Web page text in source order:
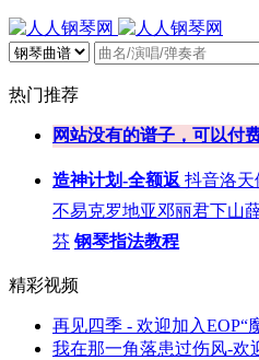
热门推荐
网站没有的谱子，可以付
造神计划-全额返 抖音洛天
不易克罗地亚邓丽君下山
芬 钢琴指法教程
精彩视频
再见四季 - 欢迎加入EOP“
我在那一角落患过伤风-欢